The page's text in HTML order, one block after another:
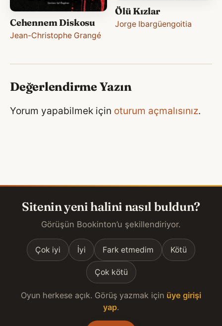
Cehennem Diskosu
Jean-Christophe Grangé
Ölü Kızlar
Jorge Ibargüengoitia
Değerlendirme Yazın
Yorum yapabilmek için oturum açmalısınız.
Sitenin yeni halini nasıl buldun?
Görüşün Bookinton’u şekillendiriyor.
Çok iyi İyi Fark etmedim Kötü
Çok kötü
Oyun herkese açık. Görüş yazmak için üye girişi
yap.